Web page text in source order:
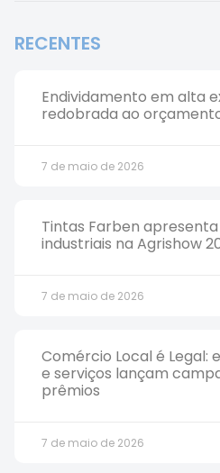
RECENTES
Endividamento em alta
redobrada ao
7 de maio de 2026
Tintas Farben
industriais na Agrishow
7 de maio de 2026
Comércio Local é Legal:
e serviços lançam
prêmios
7 de maio de 2026